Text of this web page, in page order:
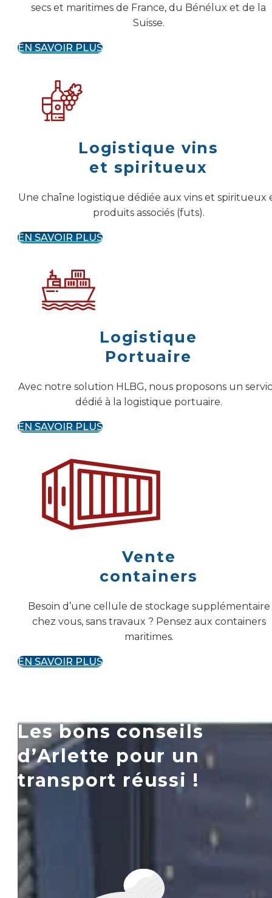
secs et maritimes de France, du Bénélux et de la
Suisse.
EN SAVOIR PLUS
Logistique vins
et spiritueux
Une chaîne logistique dédiée aux vins et spiritueux
produits associés (futs).
EN SAVOIR PLUS
Logistique
Portuaire
Avec notre solution HLBG, nous proposons un
dédié à la logistique portuaire.
EN SAVOIR PLUS
Vente
containers
Besoin d’une cellule de stockage supplémentaire
chez vous, sans travaux ? Pensez aux containers
maritimes.
EN SAVOIR PLUS
Les bons conseils
d’Arlette pour un
transport réussi !